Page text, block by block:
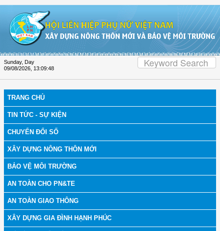
Sunday, Day
09/08/2026 13:09:49
TRANG CHỦ
TIN TỨC - SỰ KIỆN
CHUYỂN ĐỔI SỐ
XÂY DỰNG NÔNG THÔN MỚI
BẢO VỆ MÔI TRƯỜNG
AN TOÀN CHO PN&TE
AN TOÀN GIAO THÔNG
XÂY DỰNG GIA ĐÌNH HẠNH PHÚC